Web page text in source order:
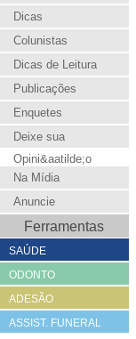
Dicas
Colunistas
Dicas de Leitura
Publicações
Enquetes
Deixe sua
Opini&aatilde;o
Na Mídia
Anuncie
Ferramentas
SAÚDE
ODONTO
ADESÃO
ASSIST. FUNERAL